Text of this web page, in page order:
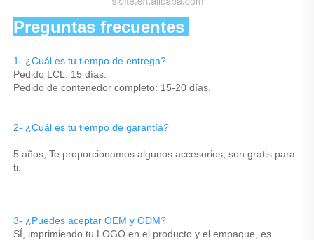
Preguntas frecuentes
1- ¿Cuál es tu tiempo de entrega?
Pedido LCL: 15 días.
Pedido de contenedor completo: 15-20 días.
2- ¿Cuál es tu tiempo de garantía?
5 años; Te proporcionamos algunos accesorios, son gratis para
ti.
3- ¿Puedes aceptar OEM y ODM?
SÍ, imprimiendo tu LOGO en el producto y el empaque, es